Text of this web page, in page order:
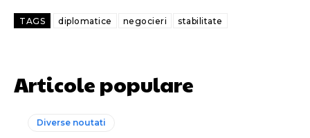
TAGS diplomatice negocieri stabilitate
Articole populare
Diverse noutati